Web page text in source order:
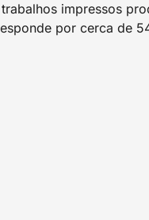
impressos
por cerca de